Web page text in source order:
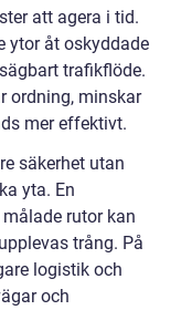
att agera i tid.
ytor åt oskyddade
trafikflöde.
ordning, minskar
mer effektivt.
säkerhet utan
yta. En
rutor kan
trång. På
logistik och
och